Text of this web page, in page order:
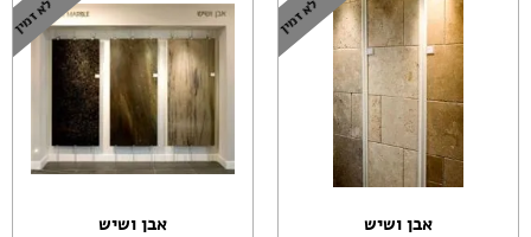
אבן ושיש אבן ושיש